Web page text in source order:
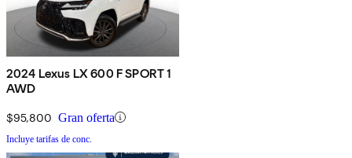
2024 Lexus LX 600 F SPORT 1
AWD
$95,800 Gran oferta
Incluye tarifas de conc.